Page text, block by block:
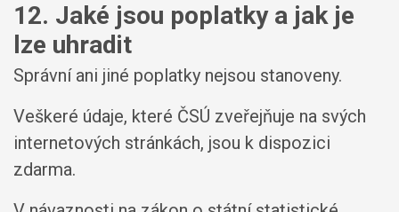
12. Jaké jsou poplatky a jak je
lze uhradit
Správní ani jiné poplatky nejsou stanoveny.
Veškeré údaje, které ČSÚ zveřejňuje na svých
internetových stránkách, jsou k dispozici
zdarma.